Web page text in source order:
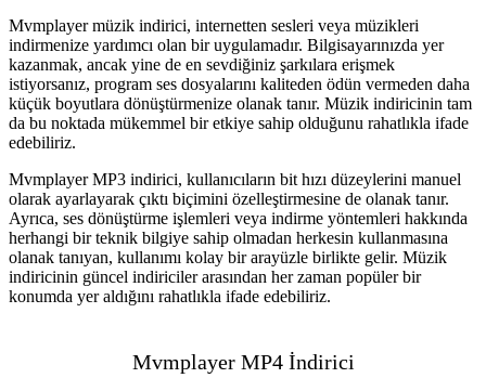
Mvmplayer müzik indirici, internetten sesleri veya müzikleri
indirmenize yardımcı olan bir uygulamadır. Bilgisayarınızda yer
kazanmak, ancak yine de en sevdiğiniz şarkılara erişmek
istiyorsanız, program ses dosyalarını kaliteden ödün vermeden daha
küçük boyutlara dönüştürmenize olanak tanır. Müzik indiricinin tam
da bu noktada mükemmel bir etkiye sahip olduğunu rahatlıkla ifade
edebiliriz.
Mvmplayer MP3 indirici, kullanıcıların bit hızı düzeylerini manuel
olarak ayarlayarak çıktı biçimini özelleştirmesine de olanak tanır.
Ayrıca, ses dönüştürme işlemleri veya indirme yöntemleri hakkında
herhangi bir teknik bilgiye sahip olmadan herkesin kullanmasına
olanak tanıyan, kullanımı kolay bir arayüzle birlikte gelir. Müzik
indiricinin güncel indiriciler arasından her zaman popüler bir
konumda yer aldığını rahatlıkla ifade edebiliriz.
Mvmplayer MP4 İndirici